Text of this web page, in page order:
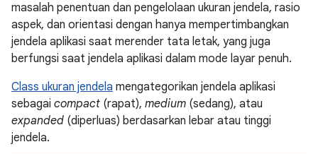
masalah penentuan dan pengelolaan ukuran jendela, rasio
aspek, dan orientasi dengan hanya mempertimbangkan
jendela aplikasi saat merender tata letak, yang juga
berfungsi saat jendela aplikasi dalam mode layar penuh.
Class ukuran jendela mengategorikan jendela aplikasi
sebagai compact (rapat), medium (sedang), atau
expanded (diperluas) berdasarkan lebar atau tinggi
jendela.